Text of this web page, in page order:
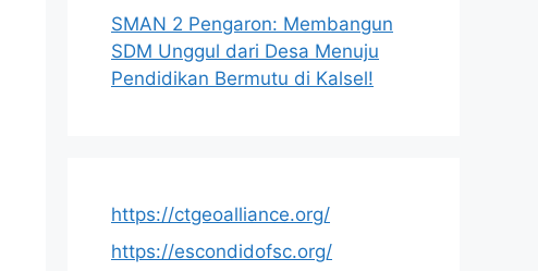
SMAN 2 Pengaron: Membangun
SDM Unggul dari Desa Menuju
Pendidikan Bermutu di Kalsel!
https://ctgeoalliance.org/
https://escondidofsc.org/